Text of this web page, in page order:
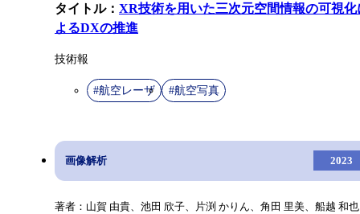
タイトル： XR技術を用いた三次元空間情報の可視化
よるDXの推進
技術報
#航空レーザ #航空写真
画像解析 2023
著者：山賀 由貴、池田 欣子、片渕 かりん、角田 里美、船越 和也